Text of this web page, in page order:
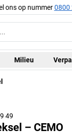
ons op nummer0800
Milieu
49
– CEMO